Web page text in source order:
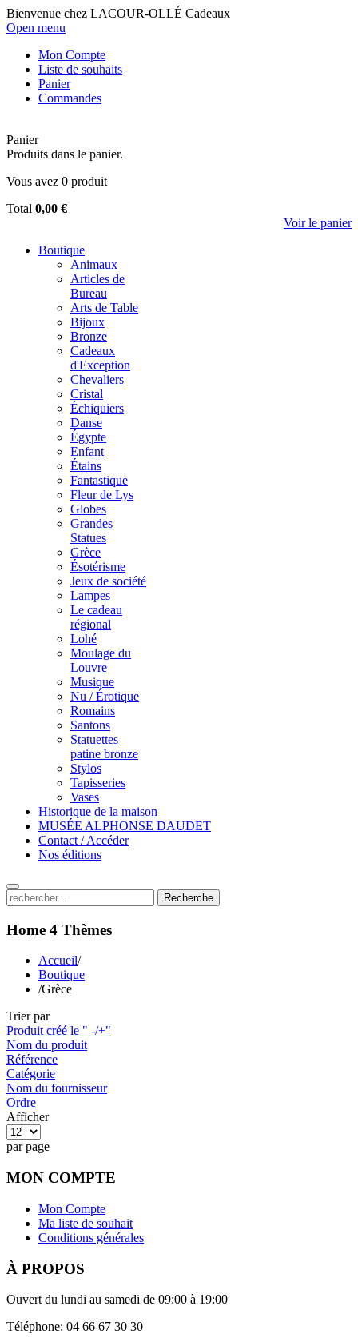
Bienvenue chez LACOUR-OLLÉ Cadeaux
Open menu
Mon Compte
Liste de souhaits
Panier
Commandes
Panier
Produits dans le panier.
Vous avez 0 produit
Total 0,00 €
Voir le panier
Boutique
Animaux
Articles de
Bureau
Arts de Table
Bijoux
Bronze
Cadeaux
d'Exception
Chevaliers
Cristal
Échiquiers
Danse
Égypte
Enfant
Étains
Fantastique
Fleur de Lys
Globes
Grandes
Statues
Grèce
Ésotérisme
Jeux de société
Lampes
Le cadeau
régional
Lohé
Moulage du
Louvre
Musique
Nu / Érotique
Romains
Santons
Statuettes
patine bronze
Stylos
Tapisseries
Vases
Historique de la maison
MUSÉE ALPHONSE DAUDET
Contact / Accéder
Nos éditions
Recherche
Home 4 Thèmes
Accueil/
Boutique
/Grèce
Trier par
Produit créé le " -/+"
Nom du produit
Référence
Catégorie
Nom du fournisseur
Ordre
Afficher
par page
MON COMPTE
Mon Compte
Ma liste de souhait
Conditions générales
À PROPOS
Ouvert du lundi au samedi de 09:00 à 19:00
Téléphone: 04 66 67 30 30